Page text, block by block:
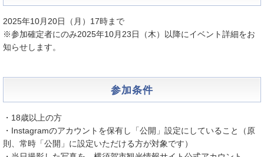
2025年10月20日（月）17時まで
※参加確定者にのみ2025年10月23日（木）以降にイベント詳細をお
知らせします。
参加条件
・18歳以上の方
・Instagramのアカウントを保有し「公開」設定にしていること（原
則、常時「公開」に設定いただける方が対象です）